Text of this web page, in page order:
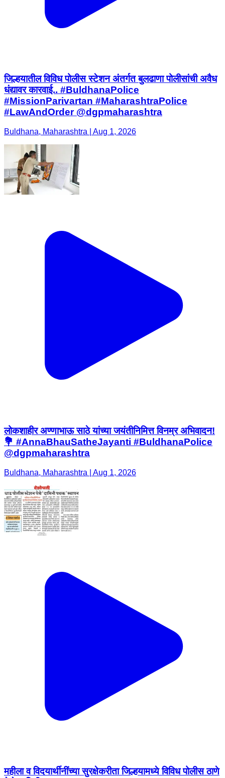
जिल्हयातील विविध पोलीस स्टेशन अंतर्गत बुलढाणा पोलीसांची अवैध
धंद्यावर कारवाई.. #BuldhanaPolice
#MissionParivartan #MaharashtraPolice
#LawAndOrder @dgpmaharashtra
Buldhana, Maharashtra | Aug 1, 2026
लोकशाहीर अण्णाभाऊ साठे यांच्या जयंतीनिमित्त विनम्र अभिवादन!
💐 #AnnaBhauSatheJayanti #BuldhanaPolice
@dgpmaharashtra
Buldhana, Maharashtra | Aug 1, 2026
महीला व विदयार्थीनींच्या सुरक्षेकरीता जिल्हयामध्ये विविध पोलीस ठाणे